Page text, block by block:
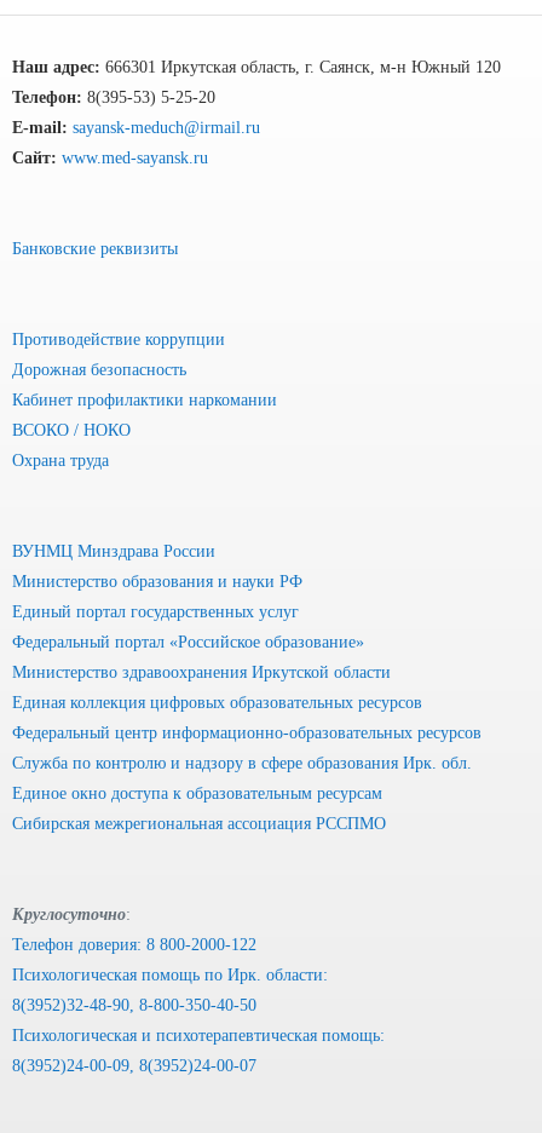
Наш адрес: 666301 Иркутская область, г. Саянск, м-н Южный 120
Телефон: 8(395-53) 5-25-20
E-mail: sayansk-meduch@irmail.ru
Сайт: www.med-sayansk.ru
Банковские реквизиты
Противодействие коррупции
Дорожная безопасность
Кабинет профилактики наркомании
ВСОКО / НОКО
Охрана труда
ВУНМЦ Минздрава России
Министерство образования и науки РФ
Единый портал государственных услуг
Федеральный портал «Российское образование»
Министерство здравоохранения Иркутской области
Единая коллекция цифровых образовательных ресурсов
Федеральный центр информационно-образовательных ресурсов
Служба по контролю и надзору в сфере образования Ирк. обл.
Единое окно доступа к образовательным ресурсам
Сибирская межрегиональная ассоциация РССПМО
Круглосуточно:
Телефон доверия: 8 800-2000-122
Психологическая помощь по Ирк. области:
8(3952)32-48-90, 8-800-350-40-50
Психологическая и психотерапевтическая помощь:
8(3952)24-00-09, 8(3952)24-00-07